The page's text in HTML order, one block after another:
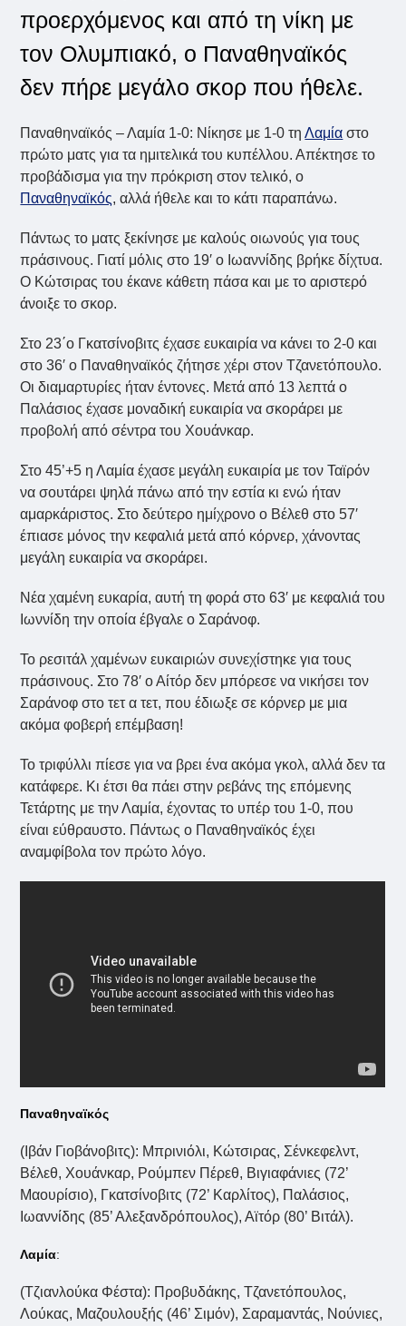
προερχόμενος και από τη νίκη με
τον Ολυμπιακό, ο Παναθηναϊκός
δεν πήρε μεγάλο σκορ που ήθελε.
Παναθηναϊκός – Λαμία 1-0: Νίκησε με 1-0 τηΛαμία στο
πρώτο ματς για τα ημιτελικά του κυπέλλου. Απέκτησε το
προβάδισμα για την πρόκριση στον τελικό, ο
Παναθηναϊκός, αλλά ήθελε και το κάτι παραπάνω.
Πάντως το ματς ξεκίνησε με καλούς οιωνούς για τους
πράσινους. Γιατί μόλις στο 19′ ο Ιωαννίδης βρήκε δίχτυα.
Ο Κώτσιρας του έκανε κάθετη πάσα και με το αριστερό
άνοιξε το σκορ.
Στο 23΄ο Γκατσίνοβιτς έχασε ευκαιρία να κάνει το 2-0 και
στο 36′ ο Παναθηναϊκός ζήτησε χέρι στον Τζανετόπουλο.
Οι διαμαρτυρίες ήταν έντονες. Μετά από 13 λεπτά ο
Παλάσιος έχασε μοναδική ευκαιρία να σκοράρει με
προβολή από σέντρα του Χουάνκαρ.
Στο 45’+5 η Λαμία έχασε μεγάλη ευκαιρία με τον Ταϊρόν
να σουτάρει ψηλά πάνω από την εστία κι ενώ ήταν
αμαρκάριστος. Στο δεύτερο ημίχρονο ο Βέλεθ στο 57′
έπιασε μόνος την κεφαλιά μετά από κόρνερ, χάνοντας
μεγάλη ευκαιρία να σκοράρει.
Νέα χαμένη ευκαρία, αυτή τη φορά στο 63′ με κεφαλιά του
Ιωννίδη την οποία έβγαλε ο Σαράνοφ.
Το ρεσιτάλ χαμένων ευκαιριών συνεχίστηκε για τους
πράσινους. Στο 78′ ο Αίτόρ δεν μπόρεσε να νικήσει τον
Σαράνοφ στο τετ α τετ, που έδιωξε σε κόρνερ με μια
ακόμα φοβερή επέμβαση!
Το τριφύλλι πίεσε για να βρει ένα ακόμα γκολ, αλλά δεν τα
κατάφερε. Κι έτσι θα πάει στην ρεβάνς της επόμενης
Τετάρτης με την Λαμία, έχοντας το υπέρ του 1-0, που
είναι εύθραυστο. Πάντως ο Παναθηναϊκός έχει
αναμφίβολα τον πρώτο λόγο.
Παναθηναϊκός
(Ιβάν Γιοβάνοβιτς): Μπρινιόλι, Κώτσιρας, Σένκεφελντ,
Βέλεθ, Χουάνκαρ, Ρούμπεν Πέρεθ, Βιγιαφάνιες (72’
Μαουρίσιο), Γκατσίνοβιτς (72’ Καρλίτος), Παλάσιος,
Ιωαννίδης (85’ Αλεξανδρόπουλος), Αϊτόρ (80’ Βιτάλ).
Λαμία:
(Τζιανλούκα Φέστα): Προβυδάκης, Τζανετόπουλος,
Λούκας, Μαζουλουξής (46’ Σιμόν), Σαραμαντάς, Νούνιες,